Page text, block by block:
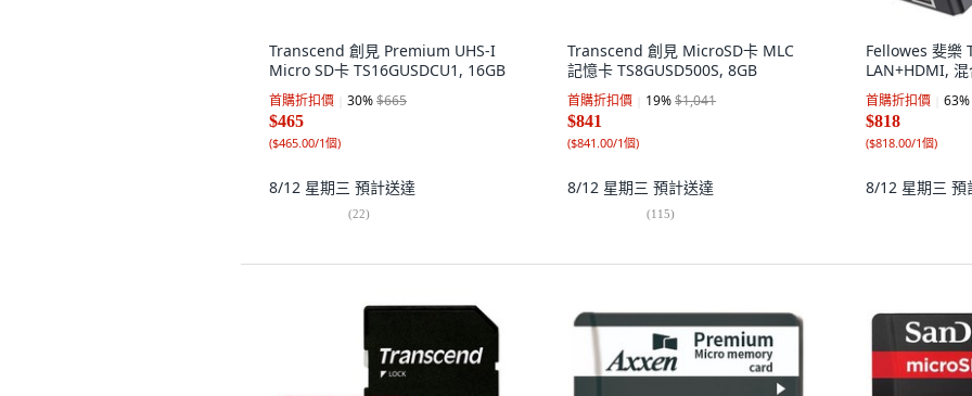
Transcend 創見 Premium UHS-I
Micro SD卡 TS16GUSDCU1, 16GB
首購折扣價 30%$665
$465
($465.00/1個)
8/12 星期三 預計送達
(22)
Transcend 創見 MicroSD卡 MLC
記憶卡 TS8GUSD500S, 8GB
首購折扣價 19%$1,041
$841
($841.00/1個)
8/12 星期三 預計送達
(115)
Fellowes 斐樂
LAN+HDMI,
首購折扣價 63%
$818
($818.00/1個)
8/12 星期三 預